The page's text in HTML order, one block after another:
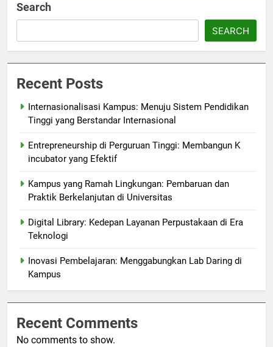
Search
SEARCH
Recent Posts
Internasionalisasi Kampus: Menuju Sistem Pendidikan
Tinggi yang Berstandar Internasional
Entrepreneurship di Perguruan Tinggi: Membangun K
incubator yang Efektif
Kampus yang Ramah Lingkungan: Pembaruan dan
Praktik Berkelanjutan di Universitas
Digital Library: Kedepan Layanan Perpustakaan di Era
Teknologi
Inovasi Pembelajaran: Menggabungkan Lab Daring di
Kampus
Recent Comments
No comments to show.